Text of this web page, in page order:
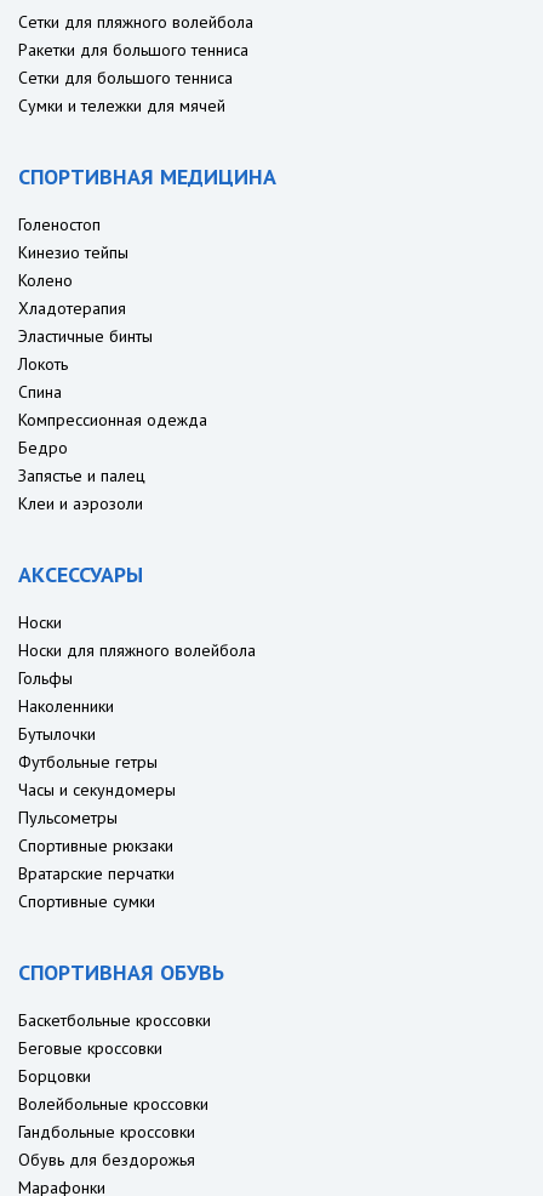
Сетки для пляжного волейбола
Ракетки для большого тенниса
Сетки для большого тенниса
Сумки и тележки для мячей
СПОРТИВНАЯ МЕДИЦИНА
Голеностоп
Кинезио тейпы
Колено
Хладотерапия
Эластичные бинты
Локоть
Спина
Компрессионная одежда
Бедро
Запястье и палец
Клеи и аэрозоли
АКСЕССУАРЫ
Носки
Носки для пляжного волейбола
Гольфы
Наколенники
Бутылочки
Футбольные гетры
Часы и секундомеры
Пульсометры
Спортивные рюкзаки
Вратарские перчатки
Спортивные сумки
СПОРТИВНАЯ ОБУВЬ
Баскетбольные кроссовки
Беговые кроссовки
Борцовки
Волейбольные кроссовки
Гандбольные кроссовки
Обувь для бездорожья
Марафонки